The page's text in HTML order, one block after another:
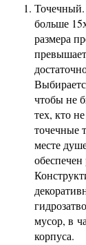
больше
размера
чтобы не
тех, кто
точечные
месте
мусор, в
корпуса.